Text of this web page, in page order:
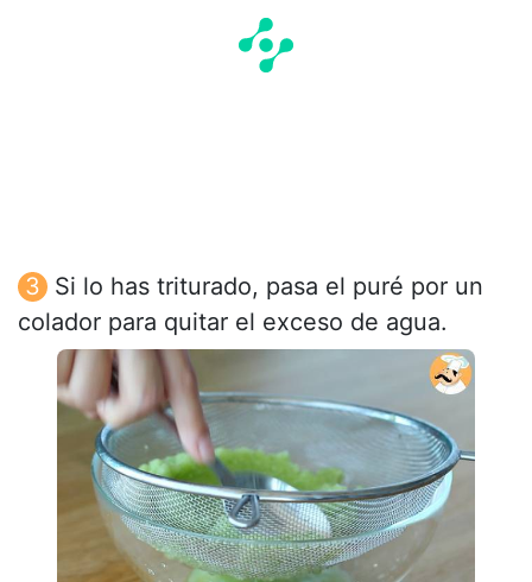
Si lo has triturado, pasa el puré por un
colador para quitar el exceso de agua.